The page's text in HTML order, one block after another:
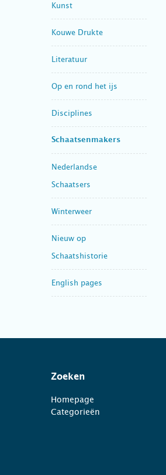
Kunst
Kouwe Drukte
Literatuur
Op en rond het ijs
Disciplines
Schaatsenmakers
Nederlandse
Schaatsers
Winterweer
Nieuw op
Schaatshistorie
English pages
Zoeken
Homepage
Categorieën